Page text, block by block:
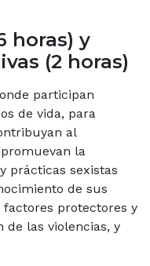
horas) y
(2 horas)
participan
de vida, para
al
la
prácticas sexistas
de sus
protectores y
de las violencias, y